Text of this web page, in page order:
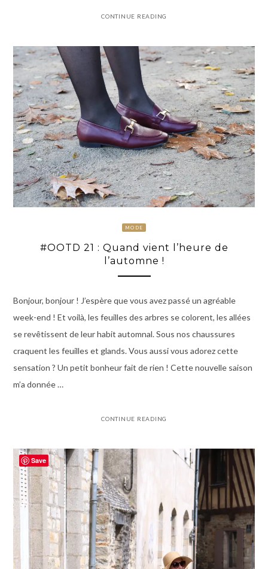
CONTINUE READING
MODE
#OOTD 21 : Quand vient l’heure de
l’automne !
Bonjour, bonjour ! J’espère que vous avez passé un agréable
week-end ! Et voilà, les feuilles des arbres se colorent, les allées
se revêtissent de leur habit automnal. Sous nos chaussures
craquent les feuilles et glands. Vous aussi vous adorez cette
sensation ? Un petit bonheur fait de rien ! Cette nouvelle saison
m’a donnée …
CONTINUE READING
Save